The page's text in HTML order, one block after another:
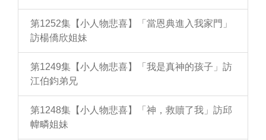
第1252集【小人物悲喜】「當恩典進入我家門」
訪楊僑欣姐妹
第1249集【小人物悲喜】「我是真神的孩子」訪
江伯鈞弟兄
第1248集【小人物悲喜】「神，救贖了我」訪邱
幃疄姐妹